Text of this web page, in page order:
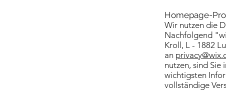
Homepage-
Wir nutzen die
Nachfolgend
Kroll, L - 1882
an
nutzen, sind
wichtigsten
vollständige